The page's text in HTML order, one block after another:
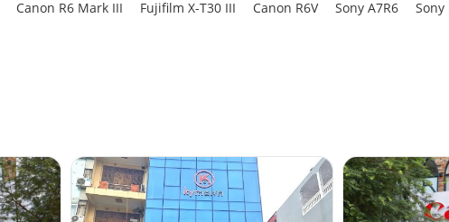
Canon R6 Mark III Fujifilm X-T30 III Canon R6V Sony A7R6 Sony